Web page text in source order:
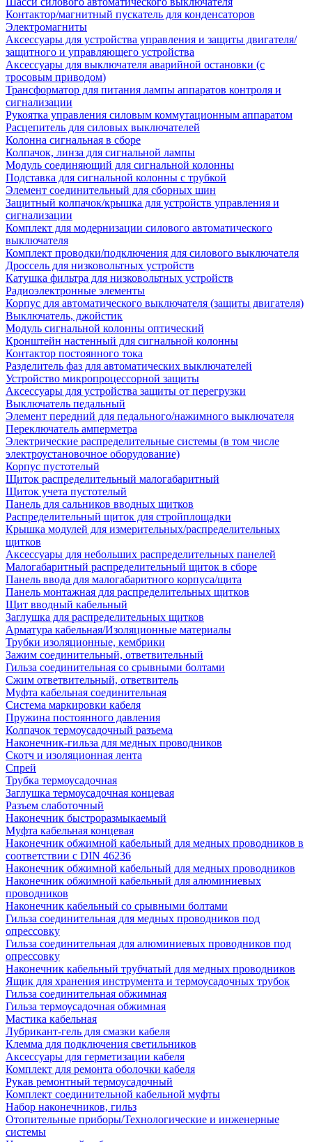
Контактор/магнитный пускатель для конденсаторов
Электромагниты
Аксессуары для устройства управления и защиты двигателя/
защитного и управляющего устройства
Аксессуары для выключателя аварийной остановки (с
тросовым приводом)
Трансформатор для питания лампы аппаратов контроля и
сигнализации
Рукоятка управления силовым коммутационным аппаратом
Расцепитель для силовых выключателей
Колонна сигнальная в сборе
Колпачок, линза для сигнальной лампы
Модуль соединяющий для сигнальной колонны
Подставка для сигнальной колонны с трубкой
Элемент соединительный для сборных шин
Защитный колпачок/крышка для устройств управления и
сигнализации
Комплект для модернизации силового автоматического
выключателя
Комплект проводки/подключения для силового выключателя
Дроссель для низковольтных устройств
Катушка фильтра для низковольтных устройств
Радиоэлектронные элементы
Корпус для автоматического выключателя (защиты двигателя)
Выключатель, джойстик
Модуль сигнальной колонны оптический
Кронштейн настенный для сигнальной колонны
Контактор постоянного тока
Разделитель фаз для автоматических выключателей
Устройство микропроцессорной защиты
Аксессуары для устройства защиты от перегрузки
Выключатель педальный
Элемент передний для педального/нажимного выключателя
Переключатель амперметра
Электрические распределительные системы (в том числе
электроустановочное оборудование)
Корпус пустотелый
Щиток распределительный малогабаритный
Щиток учета пустотелый
Панель для сальников вводных щитков
Распределительный щиток для стройплощадки
Крышка модулей для измерительных/распределительных
щитков
Аксессуары для небольших распределительных панелей
Малогабаритный распределительный щиток в сборе
Панель ввода для малогабаритного корпуса/щита
Панель монтажная для распределительных щитков
Щит вводный кабельный
Заглушка для распределительных щитков
Арматура кабельная/Изоляционные материалы
Трубки изоляционные, кембрики
Зажим соединительный, ответвительный
Гильза соединительная со срывными болтами
Сжим ответвительный, ответвитель
Муфта кабельная соединительная
Система маркировки кабеля
Пружина постоянного давления
Колпачок термоусадочный разъема
Наконечник-гильза для медных проводников
Скотч и изоляционная лента
Спрей
Трубка термоусадочная
Заглушка термоусадочная концевая
Разъем слаботочный
Наконечник быстроразмыкаемый
Муфта кабельная концевая
Наконечник обжимной кабельный для медных проводников в
соответствии с DIN 46236
Наконечник обжимной кабельный для медных проводников
Наконечник обжимной кабельный для алюминиевых
проводников
Наконечник кабельный со срывными болтами
Гильза соединительная для медных проводников под
опрессовку
Гильза соединительная для алюминиевых проводников под
опрессовку
Наконечник кабельный трубчатый для медных проводников
Ящик для хранения инструмента и термоусадочных трубок
Гильза соединительная обжимная
Гильза термоусадочная обжимная
Мастика кабельная
Лубрикант-гель для смазки кабеля
Клемма для подключения светильников
Аксессуары для герметизации кабеля
Комплект для ремонта оболочки кабеля
Рукав ремонтный термоусадочный
Комплект соединительной кабельной муфты
Набор наконечников, гильз
Отопительные приборы/Технологические и инженерные
системы